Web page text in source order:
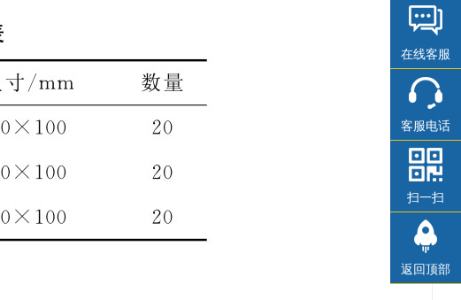
在线客服
客服电话
扫一扫
返回顶部